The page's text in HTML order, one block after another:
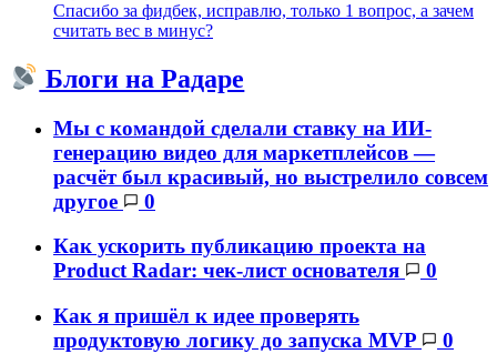
Спасибо за фидбек, исправлю, только 1 вопрос, а зачем
считать вес в минус?
Блоги на Радаре
Мы с командой сделали ставку на ИИ-
генерацию видео для маркетплейсов —
расчёт был красивый, но выстрелило совсем
другое
0
Как ускорить публикацию проекта на
Product Radar: чек-лист основателя
0
Как я пришёл к идее проверять
продуктовую логику до запуска MVP
0